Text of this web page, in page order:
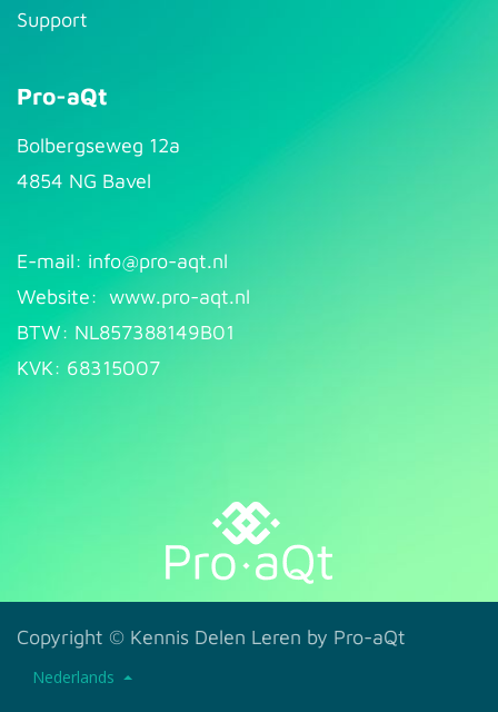
Support
Pro-aQt
Bolbergseweg 12a
4854 NG Bavel
E-mail: info@pr​o-aqt.nl
Website: www.pro-aqt.nl
BTW: NL857388149B01
KVK: 68315007
Copyright © Kennis Delen Leren by Pro-aQt
Nederlands